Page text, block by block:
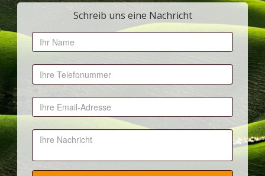
Schreib uns eine Nachricht